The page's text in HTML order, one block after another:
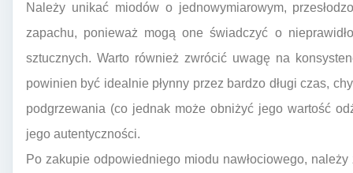
Należy unikać miodów o jednowymiarowym,
zapachu, ponieważ mogą one świadczyć o
sztucznych. Warto również zwrócić uwagę na
powinien być idealnie płynny przez bardzo długi czas,
podgrzewania (co jednak może obniżyć jego wartość
jego autentyczności.
Po zakupie odpowiedniego miodu nawłociowego,